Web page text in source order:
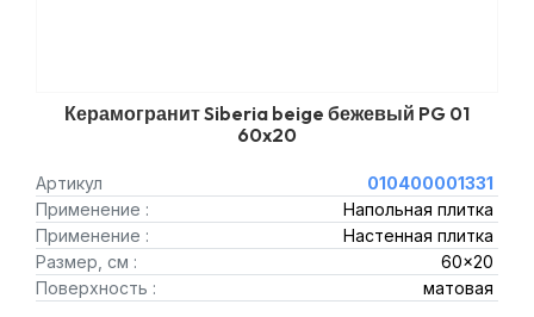
Керамогранит Siberia beige бежевый PG 01
60x20
Артикул
010400001331
Применение :
Напольная плитка
Применение :
Настенная плитка
Размер, см :
60x20
Поверхность :
матовая